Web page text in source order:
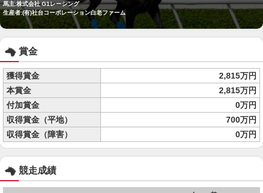
馬主:株式会社 G1レーシング
生産者:(有)社台コーポレーション白老ファーム
賞金
獲得賞金
2,815万円
本賞金
2,815万円
付加賞金
0万円
収得賞金（平地）
700万円
収得賞金（障害）
0万円
競走成績